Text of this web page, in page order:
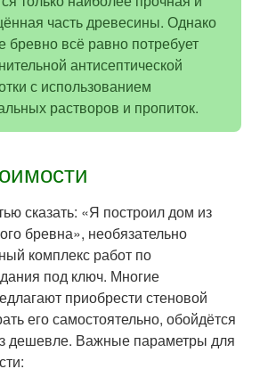
часть древесины. Однако
бревно всё равно потребует
антисептической
с использованием
растворов и пропиток.
сказать: «Я построил дом из
бревна», необязательно
комплекс работ по
под ключ. Многие
приобрести стеновой
его самостоятельно, обойдётся
дешевле. Важные параметры для